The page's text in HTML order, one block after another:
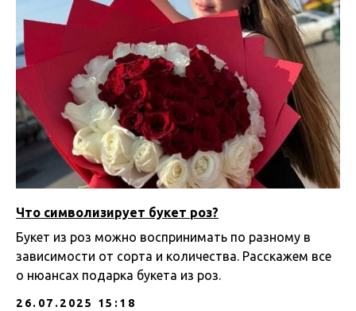
Что символизирует букет роз?
Букет из роз можно воспринимать по разному в
зависимости от сорта и количества. Расскажем все
о нюансах подарка букета из роз.
26.07.2025 15:18